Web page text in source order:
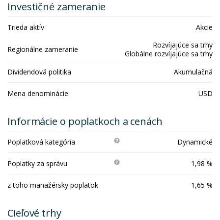
Investičné zameranie
Trieda aktív Akcie
Regionálne zameranie
Rozvíjajúce sa trhy
Globálne rozvíjajúce sa trhy
Dividendová politika
Akumulačná
Mena denominácie USD
Informácie o poplatkoch a cenách
Poplatková kategória Dynamické
Poplatky za správu 1,98 %
z toho manažérsky poplatok 1,65 %
Cieľové trhy